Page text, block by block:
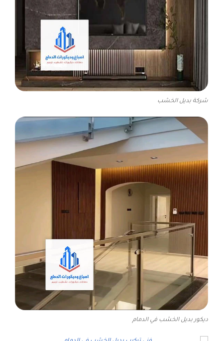
شركة بديل الخشب
ديكور بديل الخشب في الدمام